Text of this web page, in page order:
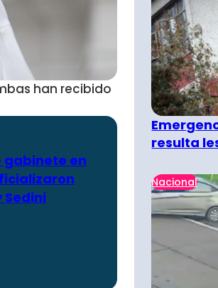
han recibido
gabinete en
Sedini
resulta
Nacional